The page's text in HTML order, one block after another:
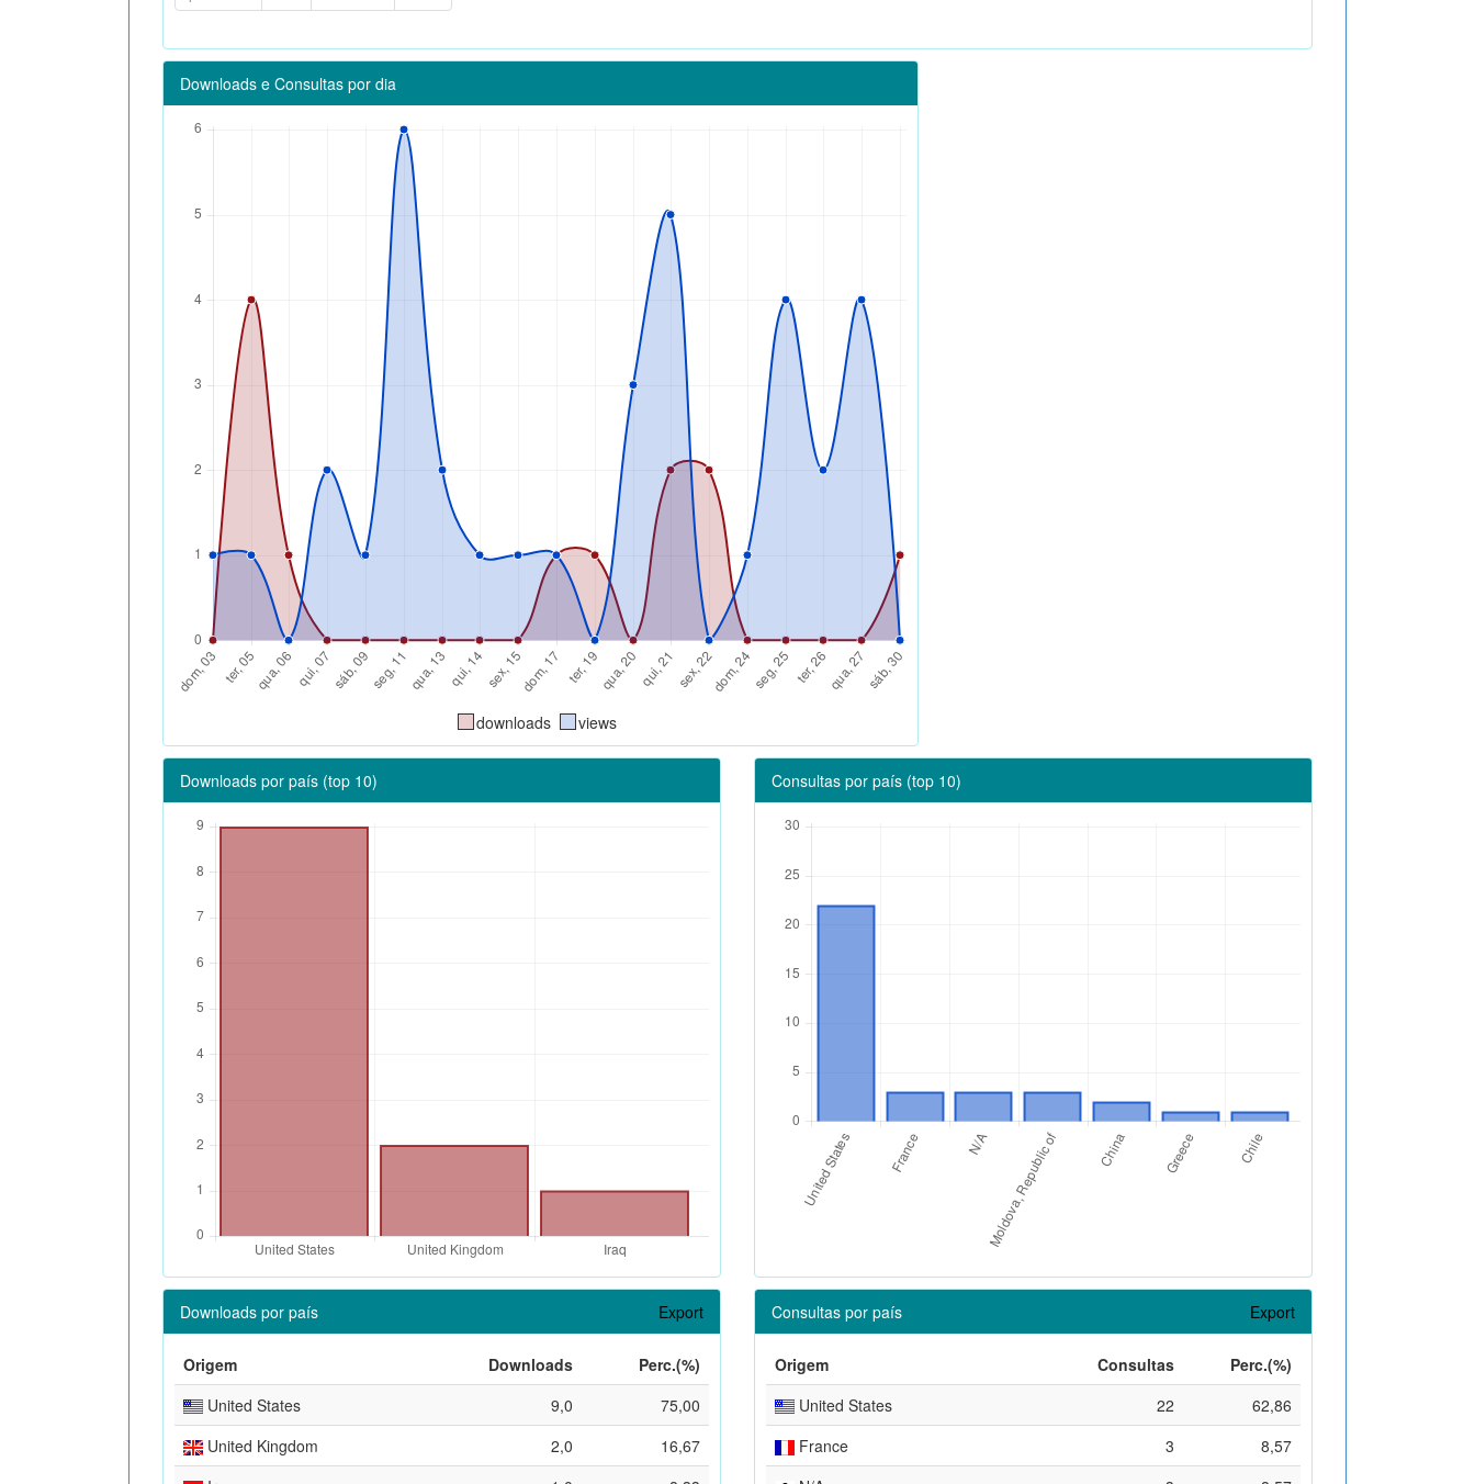
Downloads e Consultas por dia
downloads views
Downloads por país (top 10) Consultas por país (top 10)
Downloads por país Export
Origem Downloads
Perc.(%)
United States
9,0
75,00
United Kingdom
2,0
16,67
Consultas por país Export
Origem Consultas
Perc.(%)
United States
22
62,86
France
3
8,57